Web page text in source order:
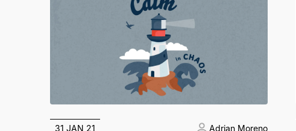
31 JAN 21 Adrian Moreno